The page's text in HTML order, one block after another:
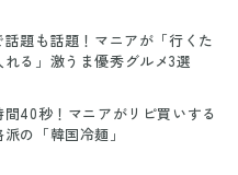
話題も話題！マニアが「行くた
る」激うま優秀グルメ3選
間40秒！マニアがリピ買いする
の「韓国冷麺」